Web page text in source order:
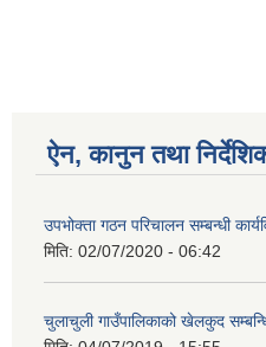
ऐन, कानुन तथा
उपभोक्ता गठन परिचालन सम्बन्धी
मिति: 02/07/2020 - 06:42
चुलाचुली गाउँपालिकाको खेलकुद